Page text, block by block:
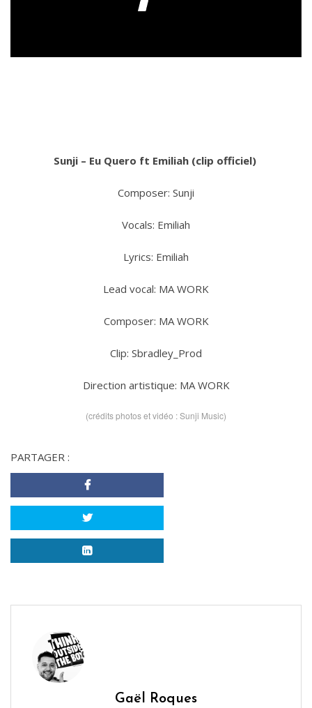
Sunji – Eu Quero ft Emiliah (clip officiel)
Composer: Sunji
Vocals: Emiliah
Lyrics: Emiliah
Lead vocal: MA WORK
Composer: MA WORK
Clip: Sbradley_Prod
Direction artistique: MA WORK
(crédits photos et vidéo : Sunji Music)
PARTAGER :
Gaël Roques